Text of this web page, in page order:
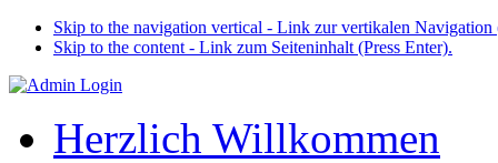
Skip to the navigation vertical - Link zur vertikalen Navigation
Skip to the content - Link zum Seiteninhalt (Press Enter).
Herzlich Willkommen